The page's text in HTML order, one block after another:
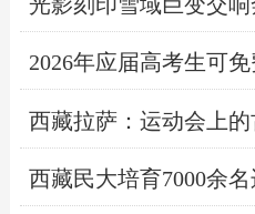
2026年应届高考生可
西藏拉萨：运动会上
西藏民大培育7000余